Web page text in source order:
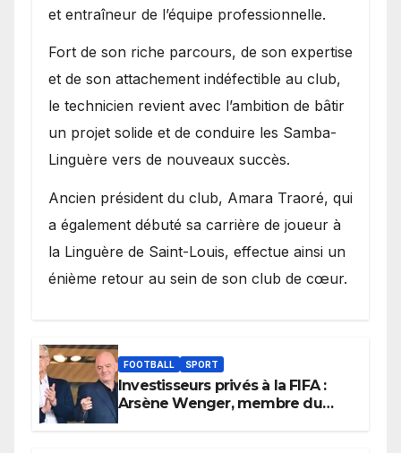
et entraîneur de l’équipe professionnelle.
Fort de son riche parcours, de son expertise
et de son attachement indéfectible au club,
le technicien revient avec l’ambition de bâtir
un projet solide et de conduire les Samba-
Linguère vers de nouveaux succès.
Ancien président du club, Amara Traoré, qui
a également débuté sa carrière de joueur à
la Linguère de Saint-Louis, effectue ainsi un
énième retour au sein de son club de cœur.
FOOTBALL SPORT
Investisseurs privés à la FIFA :
Arsène Wenger, membre du